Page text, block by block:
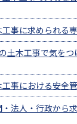
事に求められる
土木工事で気をつ
事における安全
法人・行政から